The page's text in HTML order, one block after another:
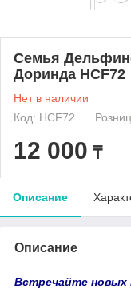
Семья
Доринда HCF72
Нет в наличии
Код: HCF72
12 000 ₸
Описание
Описание
Встречайте новых